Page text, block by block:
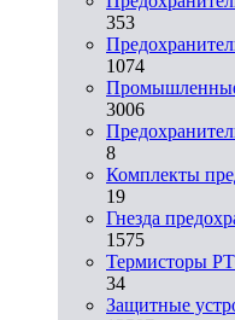
353
1074
3006
8
Комплекты
19
Гнезда
1575
Термисторы
34
Защитные